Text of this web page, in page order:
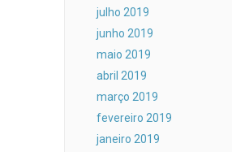
julho 2019
junho 2019
maio 2019
abril 2019
março 2019
fevereiro 2019
janeiro 2019